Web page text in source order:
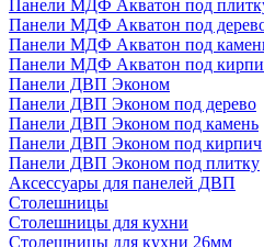
Панели МДФ Акватон под
Панели МДФ Акватон под
Панели МДФ Акватон под
Панели МДФ Акватон под
Панели ДВП Эконом
Панели ДВП Эконом под дерево
Панели ДВП Эконом под камень
Панели ДВП Эконом под кирпич
Панели ДВП Эконом под плитку
Аксессуары для панелей ДВП
Столешницы
Столешницы для кухни
Столешницы для кухни 26мм